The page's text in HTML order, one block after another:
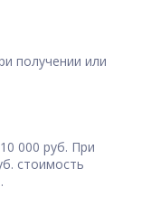
получении или
000 руб. При
стоимость